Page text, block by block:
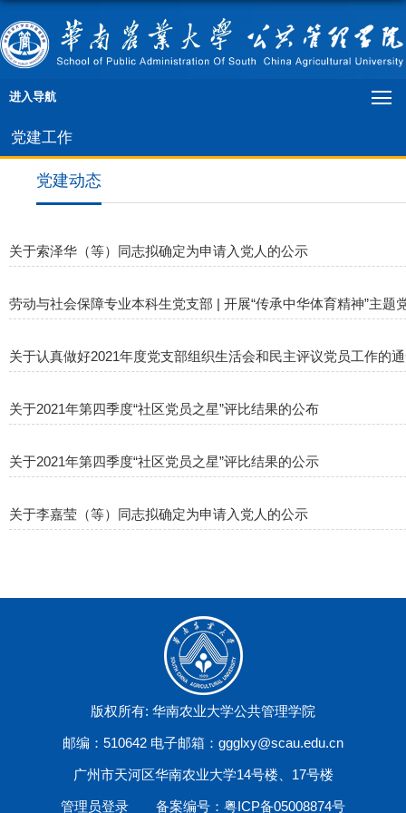
进入导航
党建工作
党建动态
关于索泽华（等）同志拟确定为申请入党人的公示
劳动与社会保障专业本科生党支部 | 开展“传承中华体育精神”主题
关于认真做好2021年度党支部组织生活会和民主评议党员工作的
关于2021年第四季度“社区党员之星”评比结果的公布
关于2021年第四季度“社区党员之星”评比结果的公示
关于李嘉莹（等）同志拟确定为申请入党人的公示
版权所有: 华南农业大学公共管理学院
邮编：510642 电子邮箱：ggglxy@scau.edu.cn
广州市天河区华南农业大学14号楼、17号楼
管理员登录 备案编号：粤ICP备05008874号